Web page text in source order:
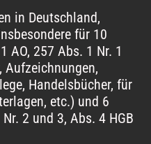
in Deutschland,
für 10
AO, 257 Abs. 1 Nr. 1
Aufzeichnungen,
Handelsbücher, für
etc.) und 6
2 und 3, Abs. 4 HGB